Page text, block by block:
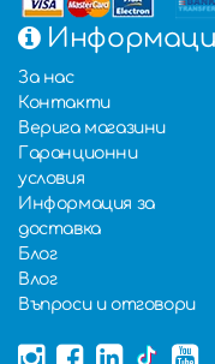
За нас
Контакти
Верига магазини
Гаранционни
условия
Информация за
доставка
Блог
Влог
Въпроси и отговори